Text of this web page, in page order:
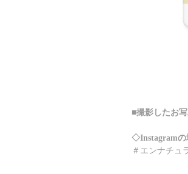
■撮影したお
◇Instagramの
＃エンナチュ